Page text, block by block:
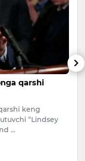
qarshi
keng
“Lindsey
…